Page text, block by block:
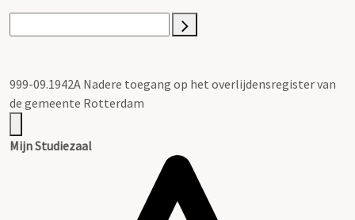
999-09.1942A Nadere toegang op het overlijdensregister van
de gemeente Rotterdam
Mijn Studiezaal